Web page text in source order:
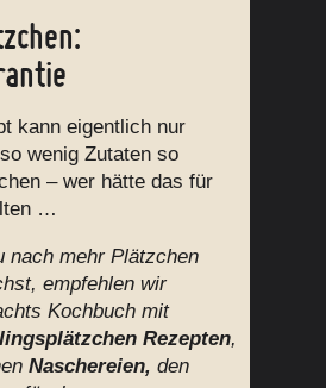
kann eigentlich nur
wenig Zutaten so
– wer hätte das für
…
nach mehr Plätzchen
empfehlen wir
Kochbuch mit
Rezepten,
Naschereien, den